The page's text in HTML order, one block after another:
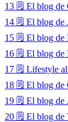
13 🗒 El blog de
14 🗒 El blog de
15 🗒 El blog de
16 🗒 El blog de
17 🗒 Lifestyle al
18 🗒 El blog de
19 🗒 El blog de
20 🗒 El blog de